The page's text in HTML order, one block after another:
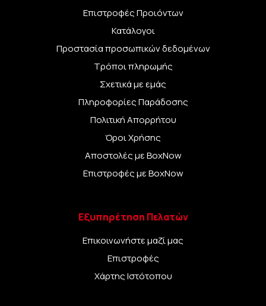
Επιστροφές Προιόντων
Κατάλογοι
Προστασία προσωπικών δεδομένων
Τρόποι πληρωμής
Σχετικά με εμάς
Πληροφορίες Παράδοσης
Πολιτική Απορρήτου
Όροι Χρήσης
Αποστολές με BoxNow
Επιστροφές με BoxNow
Εξυπηρέτηση Πελατών
Επικοινωνήστε μαζί μας
Επιστροφές
Χάρτης Ιστότοπου